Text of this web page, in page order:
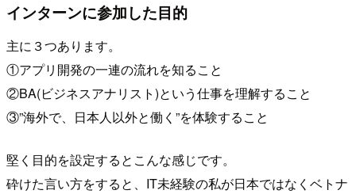
インターンに参加した目的
主に３つあります。
①アプリ開発の一連の流れを知ること
②BA(ビジネスアナリスト)という仕事を理解すること
③”海外で、日本人以外と働く”を体験すること
堅く目的を設定するとこんな感じです。
砕けた言い方をすると、IT未経験の私が日本ではなくベトナ